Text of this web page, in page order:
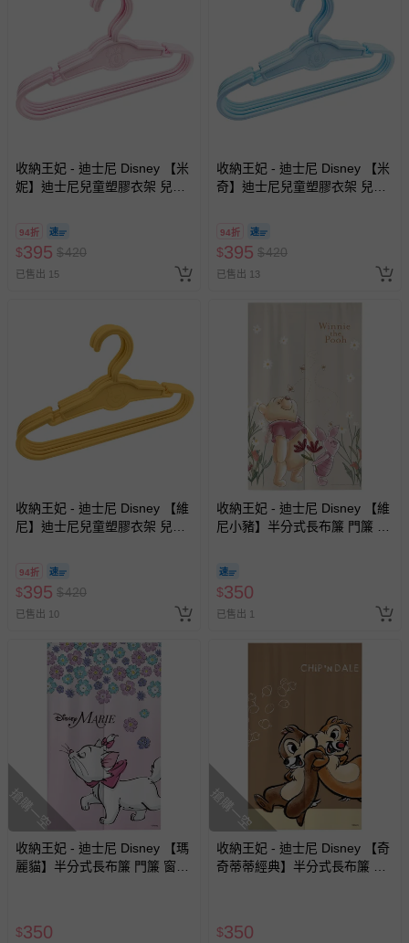
收納王妃 - 迪士尼 Disney 【米
妮】迪士尼兒童塑膠衣架 兒童
94折
$395 $420
已售出 15
收納王妃 - 迪士尼 Disney 【米
奇】迪士尼兒童塑膠衣架 兒童
94折
$395 $420
已售出 13
收納王妃 - 迪士尼 Disney 【維
尼】迪士尼兒童塑膠衣架 兒童
94折
$395 $420
已售出 10
收納王妃 - 迪士尼 Disney 【維
尼小豬】半分式長布簾 門簾 窗
$350
已售出 1
搶購一空
收納王妃 - 迪士尼 Disney 【瑪
麗貓】半分式長布簾 門簾 窗簾
$350
搶購一空
收納王妃 - 迪士尼 Disney 【奇
奇蒂蒂經典】半分式長布簾 門
$350